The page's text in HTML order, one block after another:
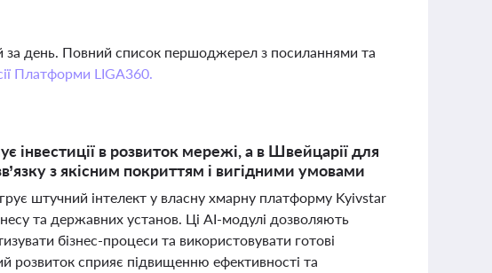
за день. Повний список першоджерел з посиланнями та
Платформи LIGA360.
інвестиції в розвиток мережі, а в Швейцарії для
з якісним покриттям і вигідними умовами
штучний інтелект у власну хмарну платформу Kyivstar
та державних установ. Ці AI-модулі дозволяють
бізнес-процеси та використовувати готові
розвиток сприяє підвищенню ефективності та